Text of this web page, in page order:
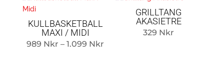
KULLBASKETBALL
MAXI / MIDI
989 Nkr – 1.099 Nkr
GRILLTANG
AKASIETRE
329 Nkr